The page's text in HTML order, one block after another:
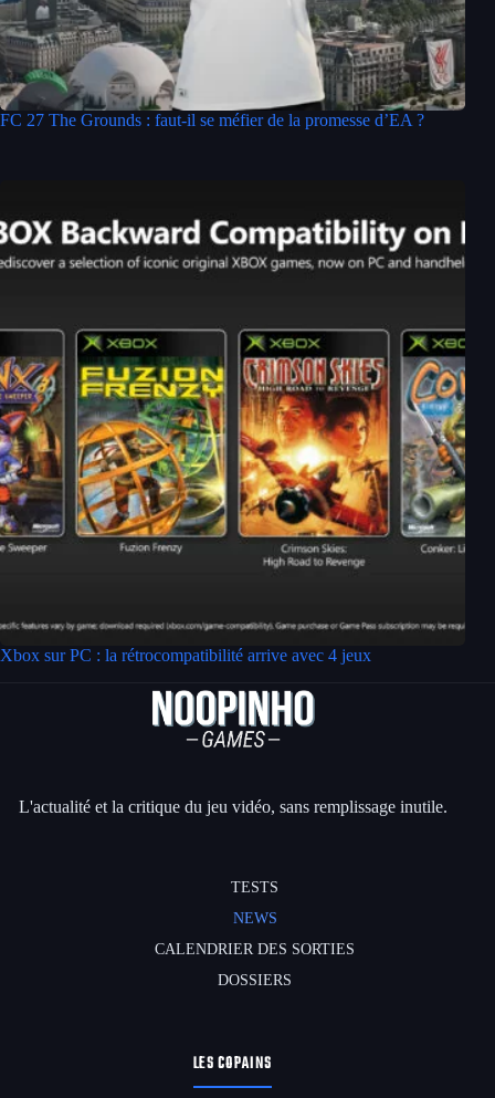
FC 27 The Grounds : faut-il se méfier de la promesse d’EA ?
Xbox sur PC : la rétrocompatibilité arrive avec 4 jeux
L'actualité et la critique du jeu vidéo, sans remplissage inutile.
TESTS
NEWS
CALENDRIER DES SORTIES
DOSSIERS
LES COPAINS